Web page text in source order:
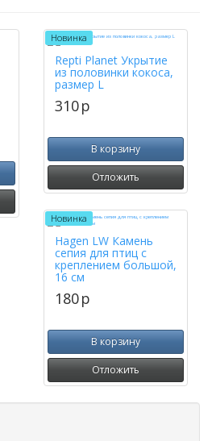
Новинка
Repti Planet Укрытие
из половинки кокоса,
размер L
310p
В корзину
Отложить
Новинка
Hagen LW Камень
сепия для птиц с
креплением большой,
16 см
180p
В корзину
Отложить